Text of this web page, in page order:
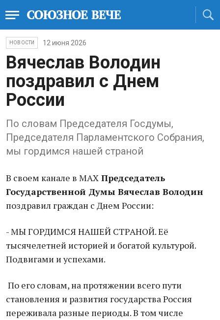
НОВОСТИ 12 июня 2026
Вячеслав Володин
поздравил с Днем
России
По словам Председателя Госдумы,
Председателя Парламентского Собрания,
мы гордимся нашей страной
В своем канале в MAX Председатель
Государственной Думы Вячеслав Володин
поздравил граждан с Днем России:
- МЫ ГОРДИМСЯ НАШЕЙ СТРАНОЙ. Её
тысячелетней историей и богатой культурой.
Подвигами и успехами.
По его словам, на протяжении всего пути
становления и развития государства Россия
переживала разные периоды. В том числе